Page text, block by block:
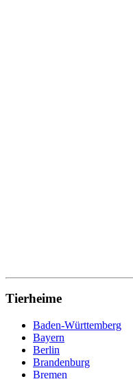
Tierheime
Baden-Württemberg
Bayern
Berlin
Brandenburg
Bremen